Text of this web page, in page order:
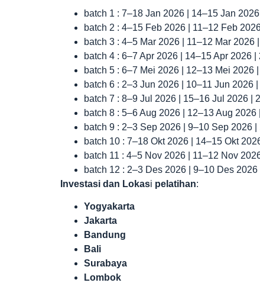
batch 1 : 7–18 Jan 2026 | 14–15 Jan
batch 2 : 4–15 Feb 2026 | 11–12 Feb
batch 3 : 4–5 Mar 2026 | 11–12 Mar 2026
batch 4 : 6–7 Apr 2026 | 14–15 Apr 2026
batch 5 : 6–7 Mei 2026 | 12–13 Mei
batch 6 : 2–3 Jun 2026 | 10–11 Jun 2026
batch 7 : 8–9 Jul 2026 | 15–16 Jul 2026 |
batch 8 : 5–6 Aug 2026 | 12–13 Aug
batch 9 : 2–3 Sep 2026 | 9–10 Sep 2026
batch 10 : 7–18 Okt 2026 | 14–15 Okt
batch 11 : 4–5 Nov 2026 | 11–12 Nov
batch 12 : 2–3 Des 2026 | 9–10 Des
Investasi dan Lokasi pelatihan:
Yogyakarta
Jakarta
Bandung
Bali
Surabaya
Lombok